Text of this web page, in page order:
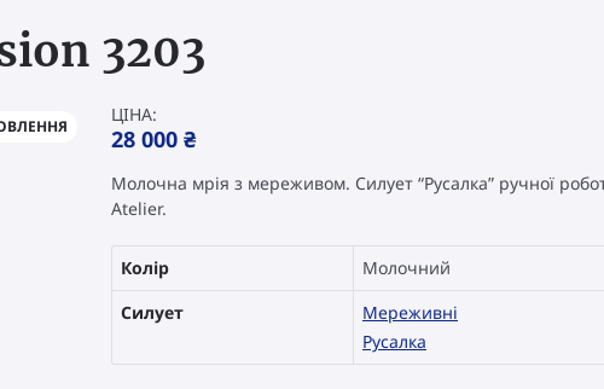
3203
ЦІНА:
28 000 ₴
Молочна мрія з мереживом. Силует “Русалка” ручної
Atelier.
Колір
Молочний
Силует
Мереживні
Русалка